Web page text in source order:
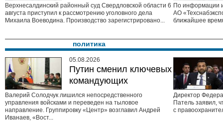
Верхнесалдинский районный суд Свердловской области 6
августа приступил к рассмотрению уголовного дела
Михаила Воеводина. Производство зарегистрировано...
По информации
АО
ближайшее
политика
05.08.2026
Путин сменил ключевых
командующих
Валерий Солодчук лишился непосредственного
управления войсками и переведен на тыловое
направление. Группировку «Центр» возглавил Андрей
Иванаев, «Вост...
Директор
Патель заявил,
с